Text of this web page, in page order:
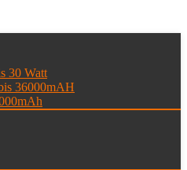
30 Watt
36000mAH